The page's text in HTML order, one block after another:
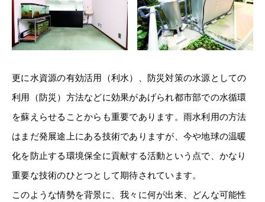
更に水資源の有効活用（利水）、防災対策の水源としての
利用（防災）方法などに効果があげられ都市部での水循環
を蘇えらせることからも重要であります。雨水利用の方法
はまだ発展途上にある技術でありますが、今や地球の温暖
化を防止する環境保全に貢献する活動という点で、かなり
重要な技術のひとつとして期待されています。
このような情勢を背景に、我々に何が出来、どんな可能性